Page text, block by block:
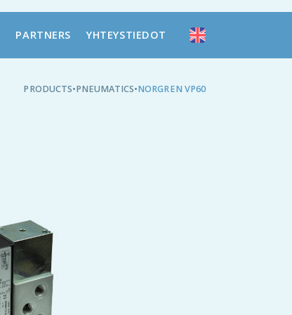
PARTNERS YHTEYSTIEDOT
PRODUCTS•PNEUMATICS•NORGREN VP60